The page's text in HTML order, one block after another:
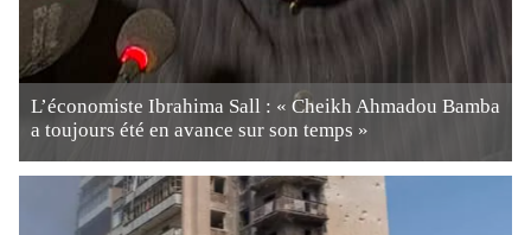
L’économiste Ibrahima Sall : « Cheikh Ahmadou Bamba
a toujours été en avance sur son temps »